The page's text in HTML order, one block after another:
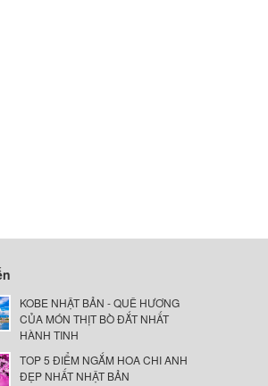
KOBE NHẬT BẢN - QUÊ HƯƠNG
CỦA MÓN THỊT BÒ ĐẮT NHẤT
HÀNH TINH
TOP 5 ĐIỂM NGẮM HOA CHI ANH
ĐẸP NHẤT NHẬT BẢN